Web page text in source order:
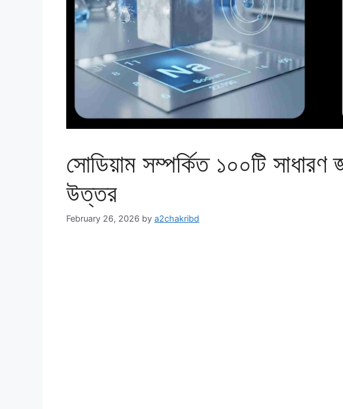
সোডিয়াম সম্পর্কিত ১০০টি সাধারণ
উত্তর
February 26, 2026 by a2chakribd